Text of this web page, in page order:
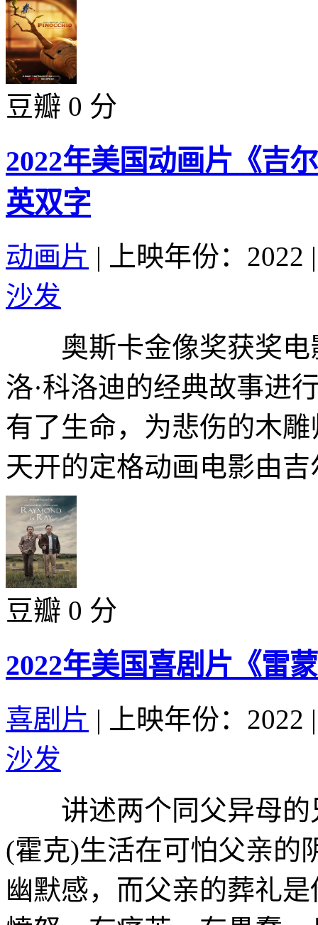
豆瓣 0 分
2022年美国动画片《吉
英双字
动画片 | 上映年份：2022 |
沙发
奥斯卡金像奖获奖电
洛·科洛迪的经典故事进
有了生命，为悲伤的木
天开的定格动画电影由
豆瓣 0 分
2022年美国喜剧片《雷
喜剧片 | 上映年份：2022 |
沙发
讲述两个同父异母的
(霍克)生活在可怕父亲的
幽默感，而父亲的葬礼